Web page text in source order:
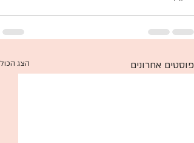
פוסטים אחרונים הצג הכול